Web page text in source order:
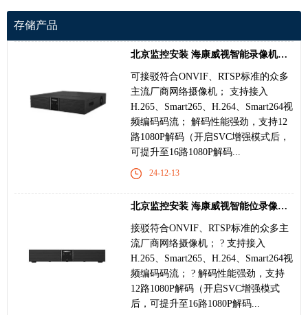
存储产品
北京监控安装 海康威视智能录像机DS-8816N-Z8/X
可接驳符合ONVIF、RTSP标准的众多
主流厂商网络摄像机； 支持接入
H.265、Smart265、H.264、Smart264视
频编码码流； 解码性能强劲，支持12
路1080P解码（开启SVC增强模式后，
可提升至16路1080P解码...
24-12-13
北京监控安装 海康威视智能位录像机DS-7916N-Z4/
接驳符合ONVIF、RTSP标准的众多主
流厂商网络摄像机； ? 支持接入
H.265、Smart265、H.264、Smart264视
频编码码流； ? 解码性能强劲，支持
12路1080P解码（开启SVC增强模式
后，可提升至16路1080P解码...